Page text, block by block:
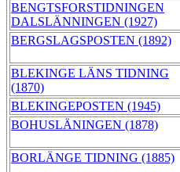
BENGTSFORSTIDNINGEN
DALSLÄNNINGEN (1927)
BERGSLAGSPOSTEN (1892)
BLEKINGE LÄNS TIDNING
(1870)
BLEKINGEPOSTEN (1945)
BOHUSLÄNINGEN (1878)
BORLÄNGE TIDNING (1885)